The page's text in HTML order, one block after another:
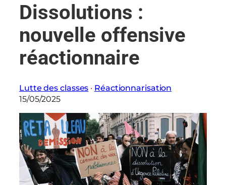
e
r
Dissolutions :
nouvelle offensive
réactionnaire
Lutte des classes · Réactionnarisation
15/05/2025